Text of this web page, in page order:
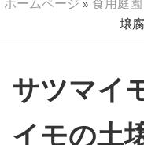
ホームページ » 食用庭園
壌
サツマイ
イモの土